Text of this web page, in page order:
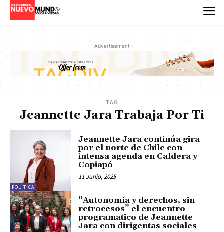
- Advertisement -
TAG
Jeannette Jara Trabaja Por Ti
POLITICA
Jeannette Jara continúa gira
por el norte de Chile con
intensa agenda en Caldera y
Copiapó
11 Junio, 2025
“Autonomía y derechos, sin
retrocesos” el encuentro
programatico de Jeannette
Jara con dirigentas sociales